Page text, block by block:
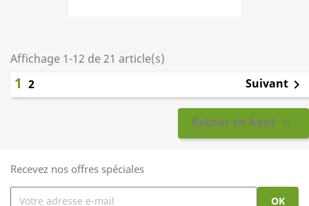
Affichage 1-12 de 21 article(s)
1 2 Suivant 
Retour en haut 
Recevez nos offres spéciales